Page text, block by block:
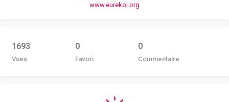
www.eurekoi.org
1693
Vues
0
Favori
0
Commentaire